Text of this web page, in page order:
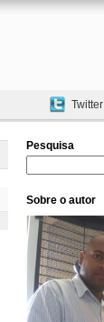
Twitter
Pesquisa
Pesquisar
Sobre o autor